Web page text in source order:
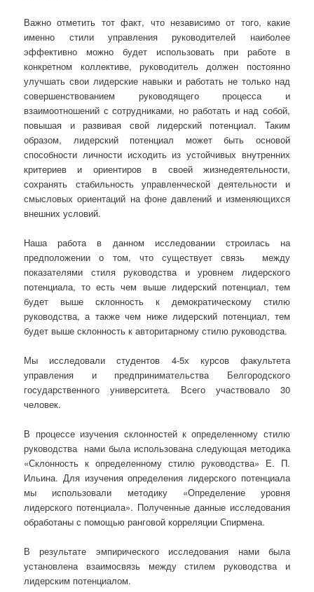
Важно отметить тот факт, что независимо от того, какие
именно стили управления руководителей наиболее
эффективно можно будет использовать при работе в
конкретном коллективе, руководитель должен постоянно
улучшать свои лидерские навыки и работать не только над
совершенствованием руководящего процесса и
взаимоотношений с сотрудниками, но работать и над собой,
повышая и развивая свой лидерский потенциал. Таким
образом, лидерский потенциал может быть основой
способности личности исходить из устойчивых внутренних
критериев и ориентиров в своей жизнедеятельности,
сохранять стабильность управленческой деятельности и
смысловых ориентаций на фоне давлений и изменяющихся
внешних условий.
Наша работа в данном исследовании строилась на
предположении о том, что существует связь между
показателями стиля руководства и уровнем лидерского
потенциала, то есть чем выше лидерский потенциал, тем
будет выше склонность к демократическому стилю
руководства, а также чем ниже лидерский потенциал, тем
будет выше склонность к авторитарному стилю руководства.
Мы исследовали студентов 4-5х курсов факультета
управления и предпринимательства Белгородского
государственного университета. Всего участвовало 30
человек.
В процессе изучения склонностей к определенному стилю
руководства нами была использована следующая методика
«Склонность к определенному стилю руководства» Е. П.
Ильина. Для изучения определения лидерского потенциала
мы использовали методику «Определение уровня
лидерского потенциала». Полученные данные исследования
обработаны с помощью ранговой корреляции Спирмена.
В результате эмпирического исследования нами была
установлена взаимосвязь между стилем руководства и
лидерским потенциалом.